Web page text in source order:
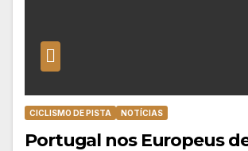
CICLISMO DE PISTA NOTÍCIAS
Portugal nos Europeus